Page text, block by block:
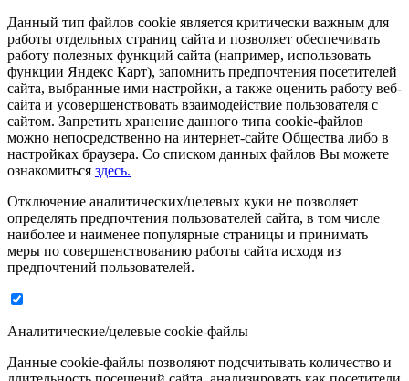
Данный тип файлов cookie является критически важным для
работы отдельных страниц сайта и позволяет обеспечивать
работу полезных функций сайта (например, использовать
функции Яндекс Карт), запомнить предпочтения посетителей
сайта, выбранные ими настройки, а также оценить работу веб-
сайта и усовершенствовать взаимодействие пользователя с
сайтом. Запретить хранение данного типа cookie-файлов
можно непосредственно на интернет-сайте Общества либо в
настройках браузера. Со списком данных файлов Вы можете
ознакомиться здесь.
Отключение аналитических/целевых куки не позволяет
определять предпочтения пользователей сайта, в том числе
наиболее и наименее популярные страницы и принимать
меры по совершенствованию работы сайта исходя из
предпочтений пользователей.
Аналитические/целевые cookie-файлы
Данные cookie-файлы позволяют подсчитывать количество и